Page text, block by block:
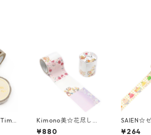
Kimono美☆花尽し☆
GR-5002☆金箔☆ロ
¥880
SAIEN☆
0270☆マ
¥264